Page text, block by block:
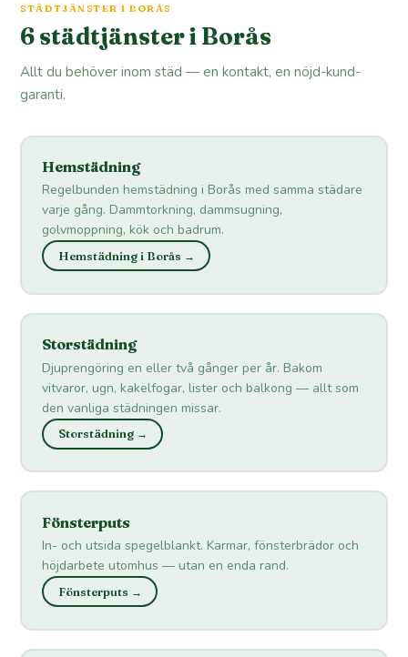
STÄDTJÄNSTER I BORÅS
6 städtjänster i Borås
Allt du behöver inom städ — en kontakt, en nöjd-kund-
garanti.
Hemstädning
Regelbunden hemstädning i Borås med samma städare
varje gång. Dammtorkning, dammsugning,
golvmoppning, kök och badrum.
Hemstädning i Borås →
Storstädning
Djuprengöring en eller två gånger per år. Bakom
vitvaror, ugn, kakelfogar, lister och balkong — allt som
den vanliga städningen missar.
Storstädning →
Fönsterputs
In- och utsida spegelblankt. Karmar, fönsterbrädor och
höjdarbete utomhus — utan en enda rand.
Fönsterputs →